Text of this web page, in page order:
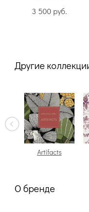
3 500 руб.
Другие
Artifacts
О бренде